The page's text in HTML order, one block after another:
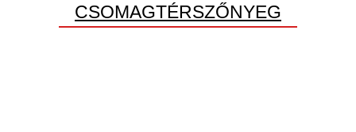
CSOMAGTÉRSZŐNYEG